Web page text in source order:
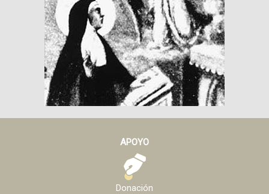
APOYO
Donación